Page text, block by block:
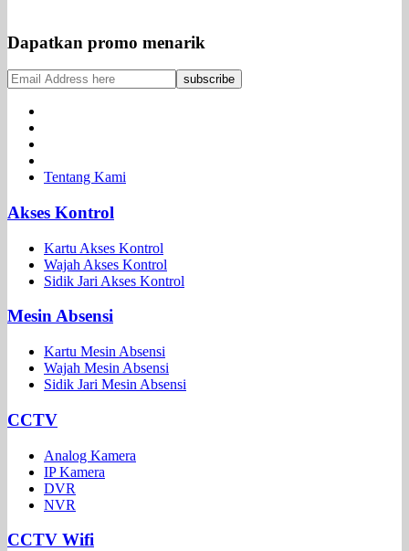
Dapatkan promo menarik
Tentang Kami
Akses Kontrol
Kartu Akses Kontrol
Wajah Akses Kontrol
Sidik Jari Akses Kontrol
Mesin Absensi
Kartu Mesin Absensi
Wajah Mesin Absensi
Sidik Jari Mesin Absensi
CCTV
Analog Kamera
IP Kamera
DVR
NVR
CCTV Wifi